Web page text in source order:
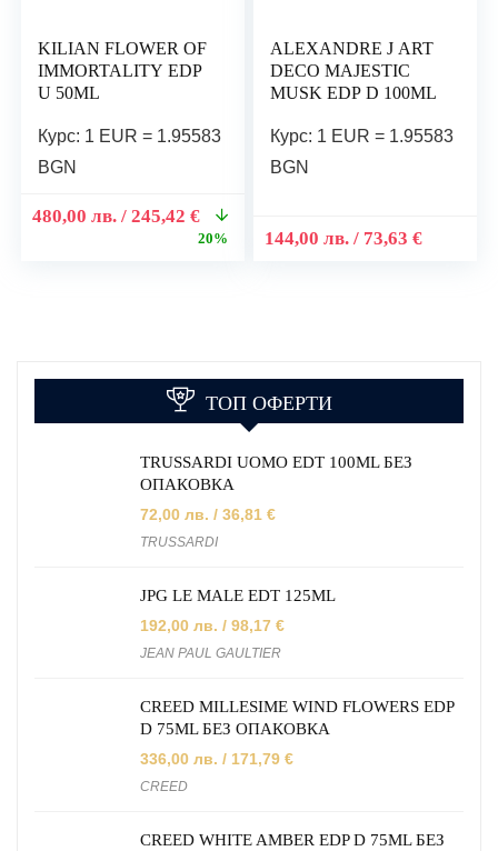
KILIAN FLOWER OF
IMMORTALITY EDP
U 50ML
Курс: 1 EUR = 1.95583
BGN
480,00лв. / 245,42 €
20%
ALEXANDRE J ART
DECO MAJESTIC
MUSK EDP D 100ML
Курс: 1 EUR = 1.95583
BGN
144,00лв. / 73,63 €
ТОП ОФЕРТИ
TRUSSARDI UOMO EDT 100ML БЕЗ
ОПАКОВКА
72,00 лв. / 36,81 €
TRUSSARDI
JPG LE MALE EDT 125ML
192,00 лв. / 98,17 €
JEAN PAUL GAULTIER
CREED MILLESIME WIND FLOWERS EDP
D 75ML БЕЗ ОПАКОВКА
336,00 лв. / 171,79 €
CREED
CREED WHITE AMBER EDP D 75ML БЕЗ